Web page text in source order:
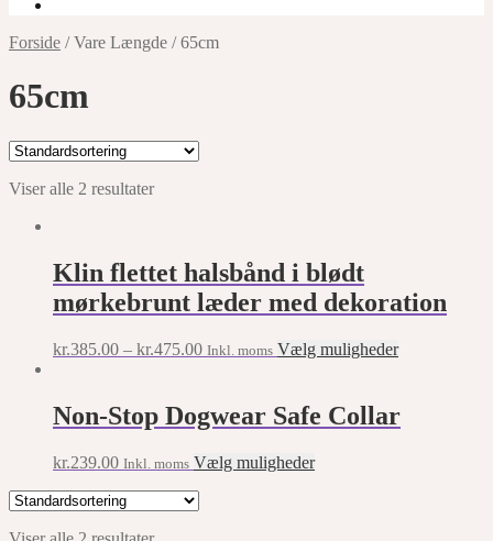
Forside /Vare Længde /65cm
65cm
Viser alle 2 resultater
Klin flettet halsbånd i blødt
mørkebrunt læder med dekoration
kr.385.00 – kr.475.00 Inkl. moms Vælg mulighederThis
variants.
Non-Stop Dogwear Safe Collar
kr.239.00 Inkl. moms Vælg mulighederThis